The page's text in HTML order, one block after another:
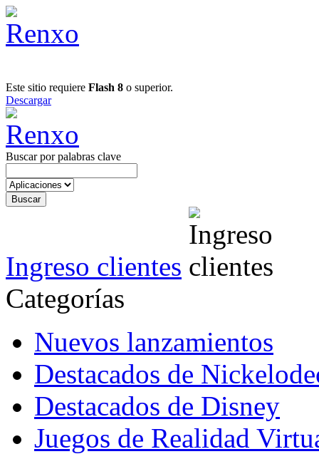
Este sitio requiere Flash 8 o superior.
Descargar
Buscar por palabras clave
Ingreso clientes
Categorías
Nuevos lanzamientos
Destacados de
Destacados de Disney
Juegos de Realidad